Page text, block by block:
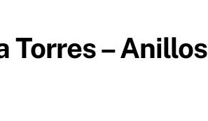
Torres – Anillos